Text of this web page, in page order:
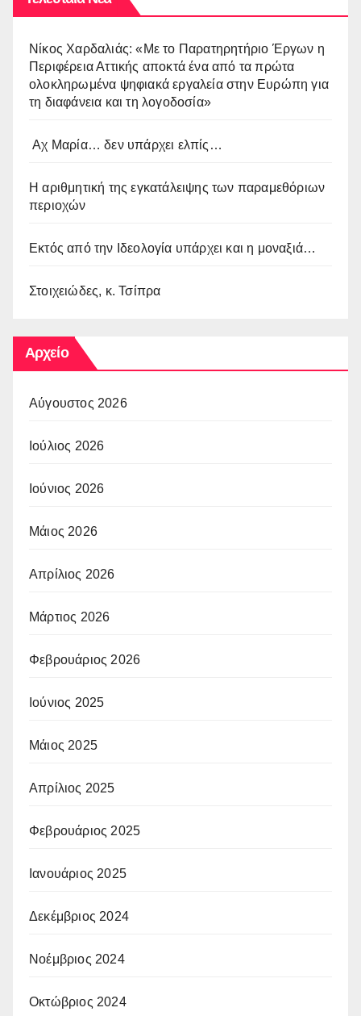
Νίκος Χαρδαλιάς: «Με το Παρατηρητήριο Έργων η
Περιφέρεια Αττικής αποκτά ένα από τα πρώτα
ολοκληρωμένα ψηφιακά εργαλεία στην Ευρώπη για
τη διαφάνεια και τη λογοδοσία»
Αχ Μαρία… δεν υπάρχει ελπίς…
Η αριθμητική της εγκατάλειψης των παραμεθόριων
περιοχών
Εκτός από την Ιδεολογία υπάρχει και η μοναξιά…
Στοιχειώδες, κ. Τσίπρα
Αρχείο
Αύγουστος 2026
Ιούλιος 2026
Ιούνιος 2026
Μάιος 2026
Απρίλιος 2026
Μάρτιος 2026
Φεβρουάριος 2026
Ιούνιος 2025
Μάιος 2025
Απρίλιος 2025
Φεβρουάριος 2025
Ιανουάριος 2025
Δεκέμβριος 2024
Νοέμβριος 2024
Οκτώβριος 2024